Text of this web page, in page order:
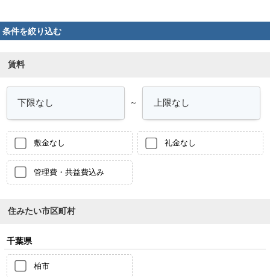
条件を絞り込む
賃料
～
敷金なし 礼金なし
管理費・共益費込み
住みたい市区町村
千葉県
柏市